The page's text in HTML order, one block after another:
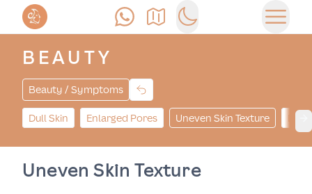
ПозвонитьКак доехатьSwitch to dark mode
BEAUTY
Beauty / Symptoms
Dull Skin Enlarged Pores Uneven Skin Texture
Uneven Skin Texture